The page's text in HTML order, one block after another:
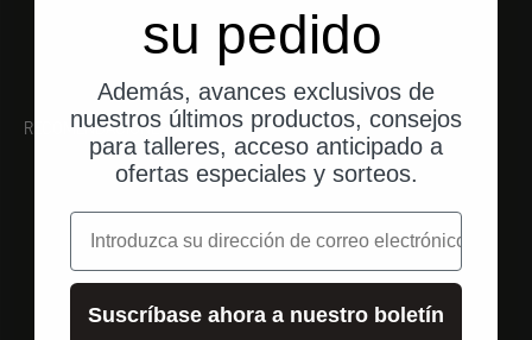
RECOMENDACIONES
su pedido
Además, avances exclusivos de
nuestros últimos productos, consejos
para talleres, acceso anticipado a
ofertas especiales y sorteos.
correo electrónico
Suscríbase ahora a nuestro boletín